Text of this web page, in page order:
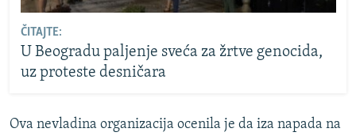
ČITAJTE:
U Beogradu paljenje sveća za žrtve genocida,
uz proteste desničara
Ova nevladina organizacija ocenila je da iza napada na